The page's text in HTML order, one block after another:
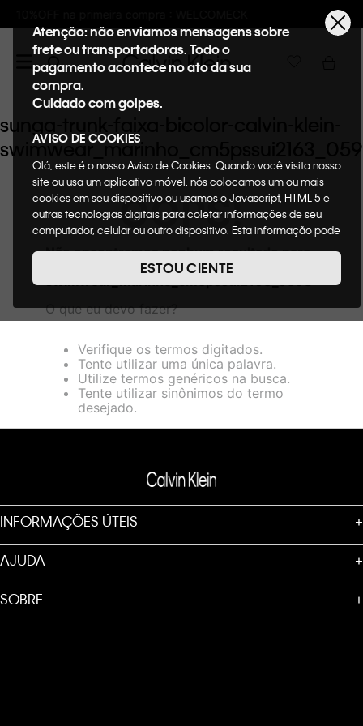
Frete GRÁTIS nas
Atenção: não enviamos mensagens sobre
frete ou transportadoras. Todo o
pagamento acontece no ato da sua
compra.
Cuidado com golpes.
AVISO DE COOKIES
Olá, este é o nosso Aviso de Cookies. Quando você visita nosso
site ou usa um aplicativo móvel, nós colocamos um ou mais
cookies em seu dispositivo ou usamos o Javascript, HTML 5 e
outras tecnologias digitais para coletar informações de seu
computador, celular ou outro dispositivo. Esta informação pode
informaremos quais cookies usaremos e quais suas funções. A
forma como processamos os dados pessoais que obtemos de
Quando você visita nosso site, consideraremos isso como sua
funcionalidade do site, incluindo, entre outros, a capacidade
de comprar um item em nossa loja virtual. Para maiores
informações sobre o nosso aviso de Cookies acesse o link.
ESTOU CIENTE
sunga-trunk-faixa-bicolor-calvin-klein-
OOPS!
Não encontramos nenhum resultado para
sunga-trunk-faixa-bicolor-calvin-klein-
swimwear_marinho_cm5pssui2163_0598"
O que eu devo fazer?
Verifique os termos digitados.
Tente utilizar uma única palavra.
Utilize termos genéricos na busca.
Tente utilizar sinônimos do termo
desejado.
INFORMAÇÕES ÚTEIS +
AJUDA +
SOBRE +